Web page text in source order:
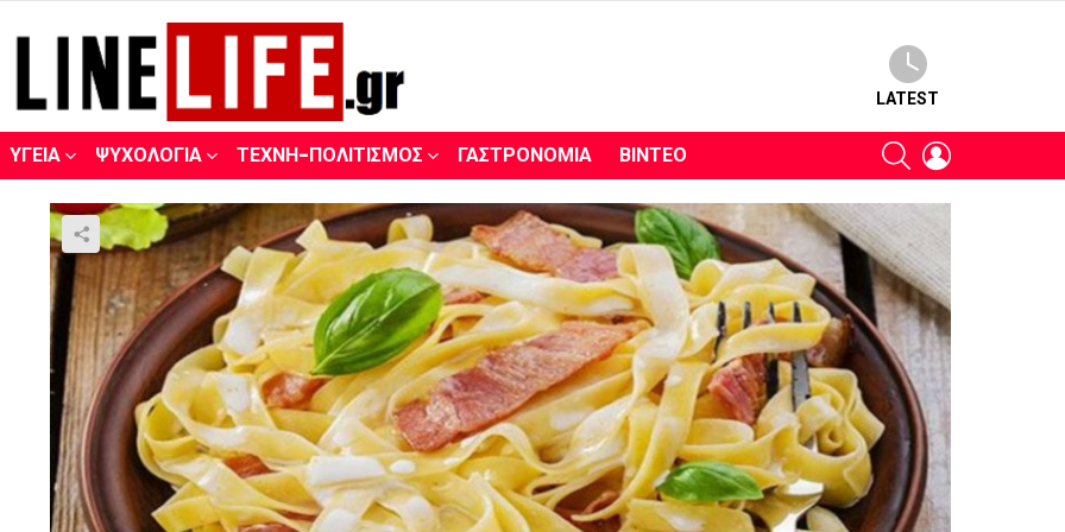
LATEST
ΥΓΕΊΑ ΨΥΧΟΛΟΓΊΑ ΤΈΧΝΗ-ΠΟΛΙΤΙΣΜΌΣ ΓΑΣΤΡΟΝΟΜΊΑ ΒΊΝΤΕΟ SEARCH